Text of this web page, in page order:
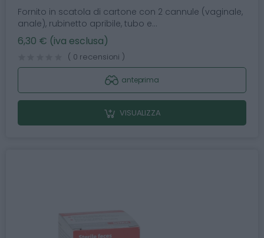
Fornito in scatola di cartone con 2 cannule (vaginale,
anale), rubinetto apribile, tubo e...
6,30 € (iva esclusa)
( 0 recensioni )
anteprima
VISUALIZZA